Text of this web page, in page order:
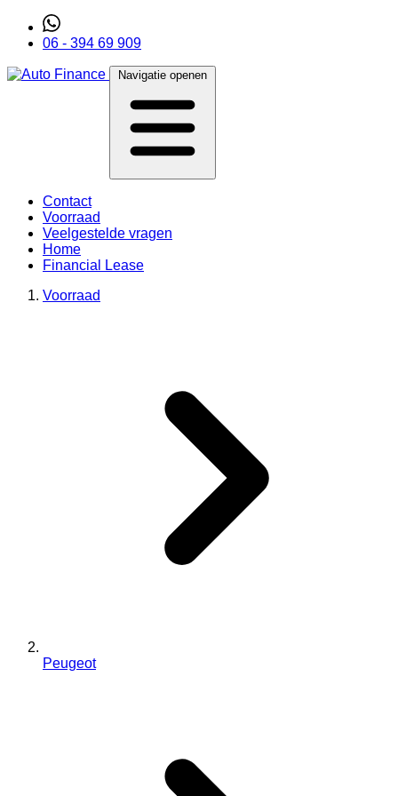
06 - 394 69 909
Navigatie openen
Contact
Voorraad
Veelgestelde vragen
Home
Financial Lease
Voorraad
Peugeot